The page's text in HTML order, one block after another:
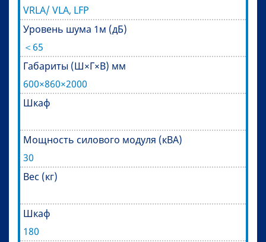
VRLA/ VLA, LFP
Уровень шума 1м (дБ)
＜65
Габариты (Ш×Г×В) мм
600×860×2000
Шкаф
Мощность силового модуля (кВА)
30
Вес (кг)
Шкаф
180